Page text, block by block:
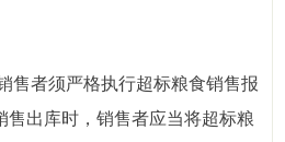
售者须严格执行超标粮食销售报
售出库时，销售者应当将超标粮